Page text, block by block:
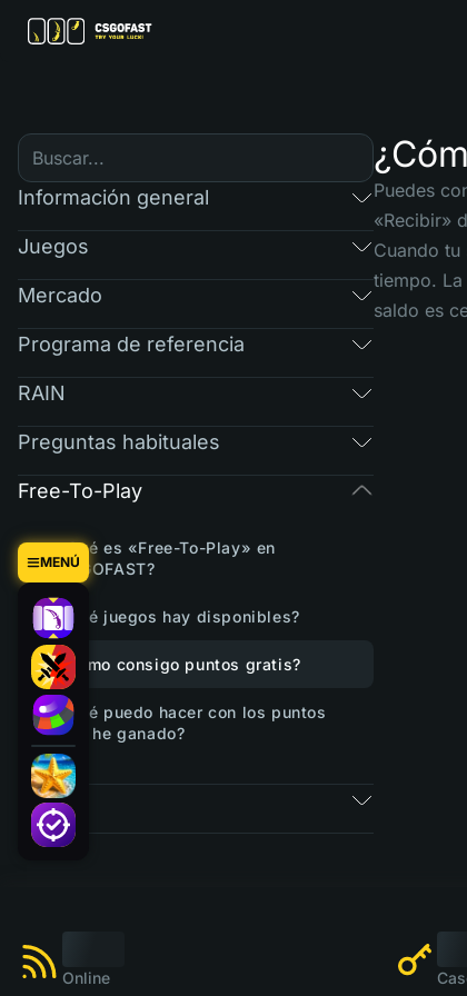
MENÚ
Información general
Juegos
Mercado
Programa de referencia
RAIN
Preguntas habituales
Free-To-Play
¿Qué es «Free-To-Play» en
CSGOFAST?
¿Qué juegos hay disponibles?
¿Cómo consigo puntos gratis?
¿Qué puedo hacer con los puntos
que he ganado?
Tickets
Puedes
«Recibir»
Cuando
tiempo.
saldo es
Online